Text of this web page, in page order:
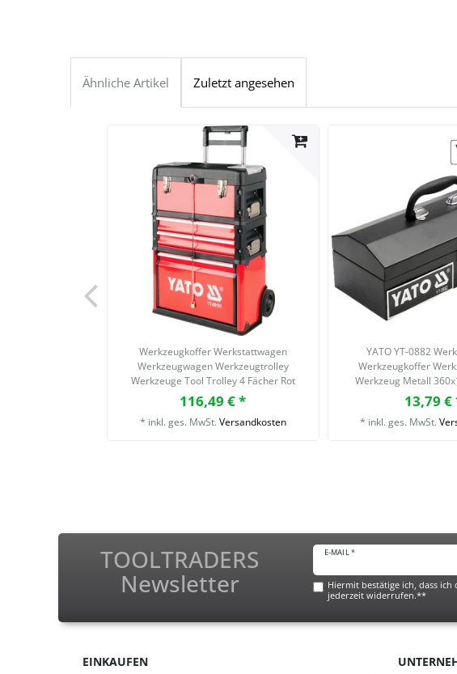
Ähnliche Artikel Zuletzt angesehen
Werkzeugkoffer Werkstattwagen
Werkzeugwagen Werkzeugtrolley
Werkzeuge Tool Trolley 4 Fächer Rot
116,49 € *
* inkl. ges. MwSt. Versandkosten
YATO YT-0882
Werkzeugkoffer
Werkzeug Metall
13,79 €
* inkl. ges. MwSt.
TOOLTRADERS
Newsletter
E-MAIL *
Hiermit bestätige ich, dass ich
jederzeit widerrufen.**
EINKAUFEN